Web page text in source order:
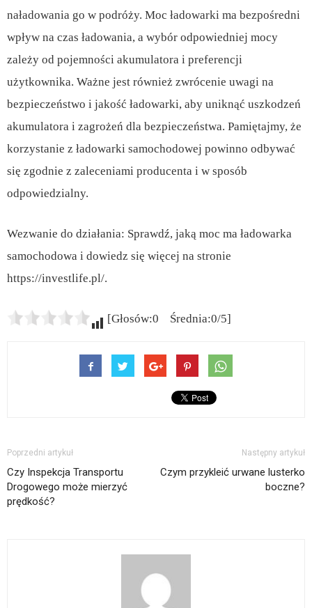
naładowania go w podróży. Moc ładowarki ma bezpośredni
wpływ na czas ładowania, a wybór odpowiedniej mocy
zależy od pojemności akumulatora i preferencji
użytkownika. Ważne jest również zwrócenie uwagi na
bezpieczeństwo i jakość ładowarki, aby uniknąć uszkodzeń
akumulatora i zagrożeń dla bezpieczeństwa. Pamiętajmy, że
korzystanie z ładowarki samochodowej powinno odbywać
się zgodnie z zaleceniami producenta i w sposób
odpowiedzialny.
Wezwanie do działania: Sprawdź, jaką moc ma ładowarka
samochodowa i dowiedz się więcej na stronie
https://investlife.pl/.
[Głosów:0 Średnia:0/5]
Poprzedni artykuł
Czy Inspekcja Transportu
Drogowego może mierzyć
prędkość?
Następny artykuł
Czym przykleić urwane lusterko
boczne?